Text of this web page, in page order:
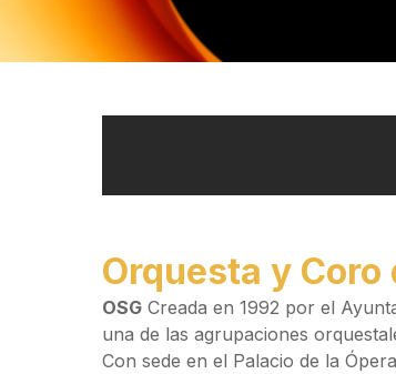
Orquesta y
OSG Creada en 1992 por el
una de las agrupaciones
Con sede en el Palacio de la